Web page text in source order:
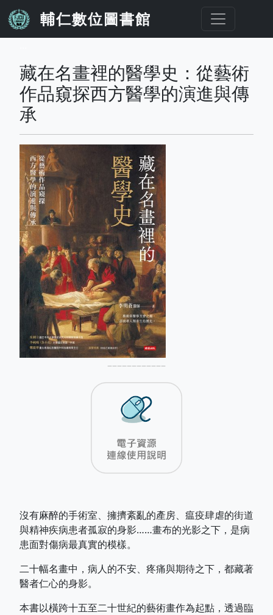
移至主內容
輔仁數位圖書館
藏在名畫裡的醫學史：從藝術
作品窺探西方醫學的演進與傳
承
––––––––––––
沒有麻醉的手術室、擁擠紊亂的產房、瘟疫肆虐的街道
與精神疾病患者孤寂的身影……畫布的光影之下，是病
患面對傷病最真實的模樣。
二十幅名畫中，病人的不安、疼痛與期待之下，都藏著
醫者仁心的身影。
本書以橫跨十五至二十世紀的藝術畫作為起點，透過臨